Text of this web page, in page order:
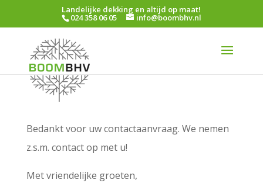
Landelijke dekking en altijd op maat!
024 358 06 05 info@boombhv.nl
Bedankt voor uw contactaanvraag. We nemen
z.s.m. contact op met u!
Met vriendelijke groeten,